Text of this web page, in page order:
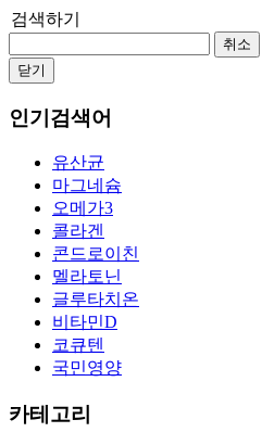
검색하기
취소
닫기
인기검색어
유산균
마그네슘
오메가3
콜라겐
콘드로이친
멜라토닌
글루타치온
비타민D
코큐텐
국민영양
카테고리